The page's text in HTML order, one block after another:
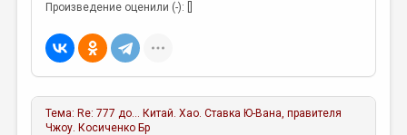
Произведение оценили (-): []
Тема: Re: 777 до... Китай. Хао. Ставка Ю-Вана, правителя
Чжоу. Косиченко Бр